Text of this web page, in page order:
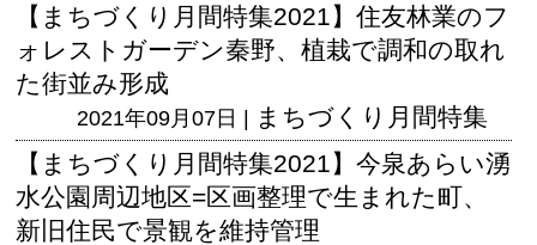
【まちづくり月間特集2021】住友林業のフ
ォレストガーデン秦野、植栽で調和の取れ
た街並み形成
2021年09月07日 | まちづくり月間特集
【まちづくり月間特集2021】今泉あらい湧
水公園周辺地区=区画整理で生まれた町、
新旧住民で景観を維持管理